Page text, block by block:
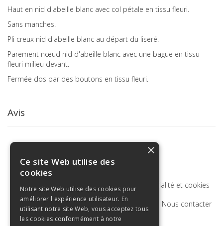
Haut en nid d'abeille blanc avec col pétale en tissu fleuri.
Sans manches.
Pli creux nid d'abeille blanc au départ du liseré.
Parement nœud nid d'abeille blanc avec une bague en tissu
fleuri milieu devant.
Fermée dos par des boutons en tissu fleuri.
Avis
Termes de recherche
Politique de confidentialité et cookies
Recherche Avancée
Commandes et retours Nous contacter
×
Ce site Web utilise des
cookies
Notre site Web utilise des cookies pour
améliorer l'expérience utilisateur. En
utilisant notre site Web, vous acceptez tous
les cookies conformément à notre